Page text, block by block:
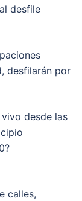
desfile
desfilarán por
desde las
calles,